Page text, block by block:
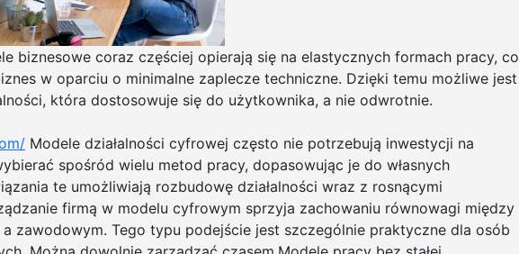
biznesowe coraz częściej opierają się na elastycznych formach pracy, co
w oparciu o minimalne zaplecze techniczne. Dzięki temu możliwe jest
która dostosowuje się do użytkownika, a nie odwrotnie.
Modele działalności cyfrowej często nie potrzebują inwestycji na
spośród wielu metod pracy, dopasowując je do własnych
te umożliwiają rozbudowę działalności wraz z rosnącymi
firmą w modelu cyfrowym sprzyja zachowaniu równowagi między
zawodowym. Tego typu podejście jest szczególnie praktyczne dla osób